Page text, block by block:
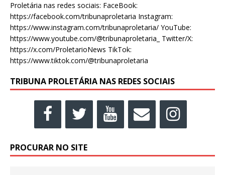
Proletária nas redes sociais: FaceBook:
https://facebook.com/tribunaproletaria Instagram:
https://www.instagram.com/tribunaproletaria/ YouTube:
https://www.youtube.com/@tribunaproletaria_ Twitter/X:
https://x.com/ProletarioNews TikTok:
https://www.tiktok.com/@tribunaproletaria
TRIBUNA PROLETÁRIA NAS REDES SOCIAIS
PROCURAR NO SITE